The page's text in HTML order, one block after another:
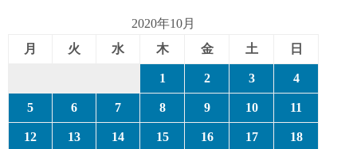
2020年10月
月
火 水 木 金 土 日
1 2 3 4
5 6 7 8 9 10 11
12 13 14 15 16 17 18